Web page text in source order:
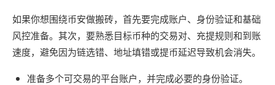
如果你想围绕币安做搬砖，首先要完成账户、身份验证和基础
风控准备。其次，要熟悉目标币种的交易对、充提规则和到账
速度，避免因为链选错、地址填错或提币延迟导致机会消失。
准备多个可交易的平台账户，并完成必要的身份验证。